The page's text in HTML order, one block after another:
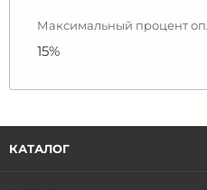
Максимальный процент
15%
КАТАЛОГ